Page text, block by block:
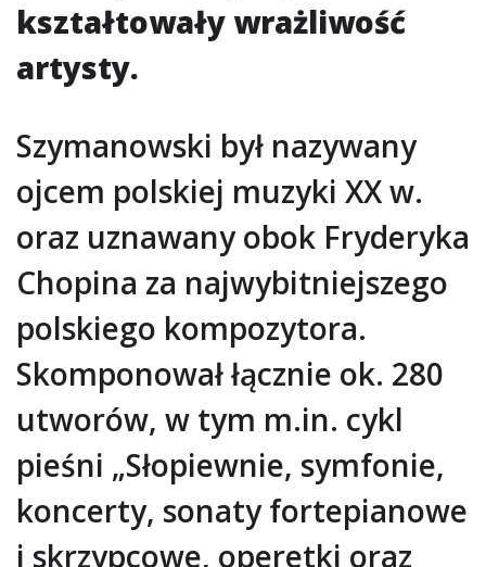
kształtowały wrażliwość
artysty.
Szymanowski był nazywany
ojcem polskiej muzyki XX w.
oraz uznawany obok Fryderyka
Chopina za najwybitniejszego
polskiego kompozytora.
Skomponował łącznie ok. 280
utworów, w tym m.in. cykl
pieśni „Słopiewnie, symfonie,
koncerty, sonaty fortepianowe
i skrzypcowe, operetki oraz